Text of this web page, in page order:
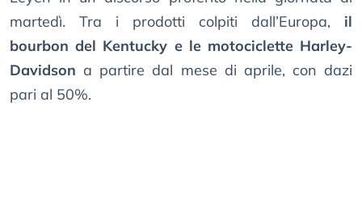
martedì. Tra i prodotti colpiti dall’Europa, il
bourbon del Kentucky e le motociclette Harley-
Davidson a partire dal mese di aprile, con dazi
pari al 50%.